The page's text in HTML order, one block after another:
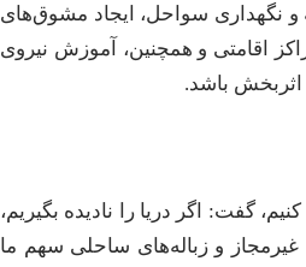
نگهداری سواحل، ایجاد مشوق‌های
اقامتی و همچنین، آموزش نیروی
اثربخش باشد.
گفت: اگر دریا را نادیده بگیریم،
و زباله‌های ساحلی سهم ما